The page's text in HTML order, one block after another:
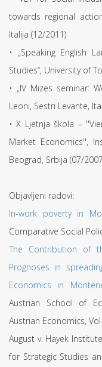
towards regional
Italija (12/2011)
• „Speaking English
Studies“, University of
• „IV Mizes seminar:
Leoni, Sestri Levante,
• X Ljetnja škola –
Market Economics'',
Beograd, Srbija (07/
Objavljeni radovi:
In-work poverty in
Comparative Social
The Contribution of
Prognoses in
Economics in
Austrian School of
Austrian Economics,
August v. Hayek
for Strategic Studies